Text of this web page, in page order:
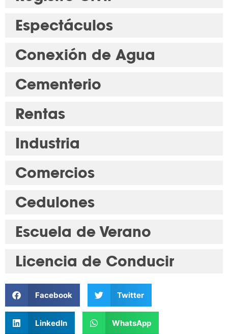
Espectáculos
Conexión de Agua
Cementerio
Rentas
Industria
Comercios
Cedulones
Escuela de Verano
Licencia de Conducir
Facebook Twitter
LinkedIn WhatsApp